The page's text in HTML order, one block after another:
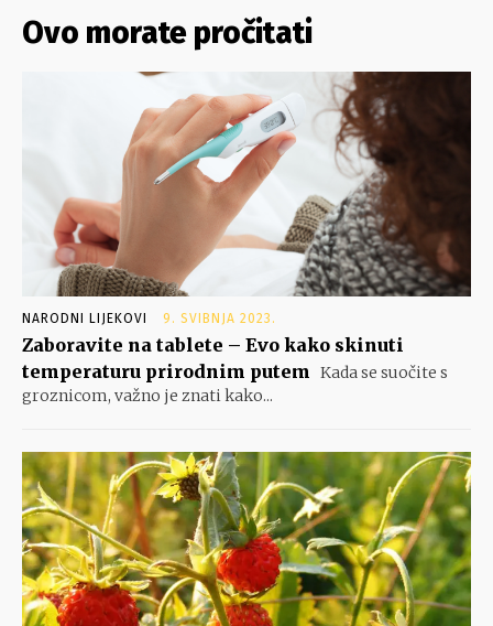
Ovo morate pročitati
NARODNI LIJEKOVI 9. SVIBNJA 2023.
Zaboravite na tablete – Evo kako skinuti
temperaturu prirodnim putem Kada se suočite s
groznicom, važno je znati kako...